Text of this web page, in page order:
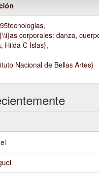
corporales: danza,
C Islas},
Nacional de Bellas Artes}